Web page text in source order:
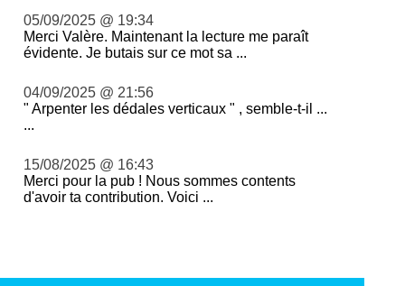
05/09/2025 @ 19:34
Merci Valère. Maintenant la lecture me paraît
évidente. Je butais sur ce mot sa ...
04/09/2025 @ 21:56
" Arpenter les dédales verticaux " , semble-t-il ...
...
15/08/2025 @ 16:43
Merci pour la pub ! Nous sommes contents
d'avoir ta contribution. Voici ...